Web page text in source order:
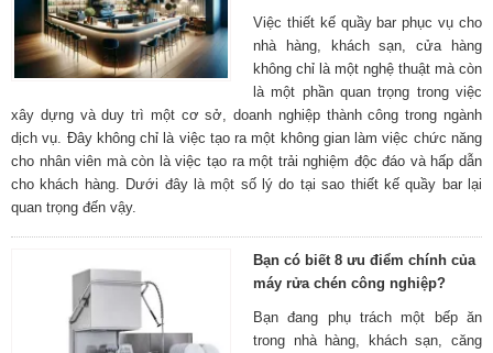
Việc thiết kế quầy bar phục vụ cho
nhà hàng, khách sạn, cửa hàng
không chỉ là một nghệ thuật mà còn
là một phần quan trọng trong việc
xây dựng và duy trì một cơ sở, doanh nghiệp thành công trong ngành
dịch vụ. Đây không chỉ là việc tạo ra một không gian làm việc chức năng
cho nhân viên mà còn là việc tạo ra một trải nghiệm độc đáo và hấp dẫn
cho khách hàng. Dưới đây là một số lý do tại sao thiết kế quầy bar lại
quan trọng đến vậy.
Bạn có biết 8 ưu điểm chính của
máy rửa chén công nghiệp?
Bạn đang phụ trách một bếp ăn
trong nhà hàng, khách sạn, căng